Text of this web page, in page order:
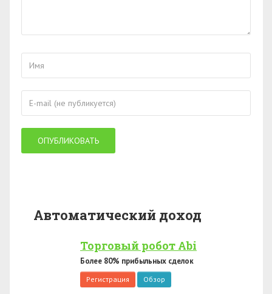
Автоматический доход
Торговый робот Abi
Более 80% прибыльных сделок
Регистрация Обзор